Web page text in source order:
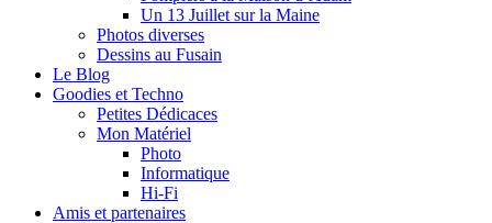
Un 13 Juillet sur la Maine
Photos diverses
Dessins au Fusain
Le Blog
Goodies et Techno
Petites Dédicaces
Mon Matériel
Photo
Informatique
Hi-Fi
Amis et partenaires